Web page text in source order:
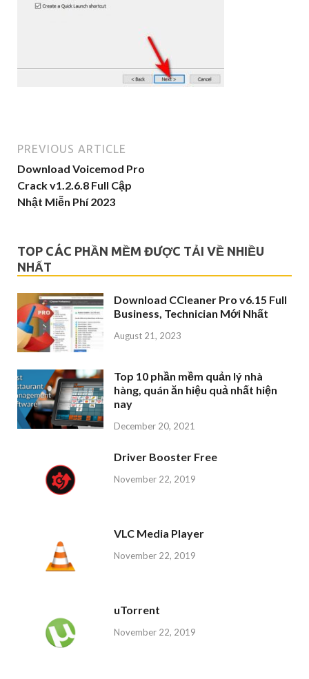
PREVIOUS ARTICLE
Download Voicemod Pro
Crack v1.2.6.8 Full Cập
Nhật Miễn Phí 2023
TOP CÁC PHẦN MỀM ĐƯỢC TẢI VỀ NHIỀU
NHẤT
Download CCleaner Pro v6.15 Full
Business, Technician Mới Nhất
August 21, 2023
Top 10 phần mềm quản lý nhà
hàng, quán ăn hiệu quả nhất hiện
nay
December 20, 2021
Driver Booster Free
November 22, 2019
VLC Media Player
November 22, 2019
uTorrent
November 22, 2019